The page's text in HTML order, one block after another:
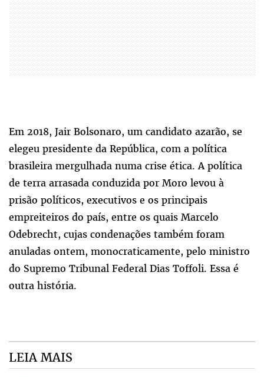
Em 2018, Jair Bolsonaro, um candidato azarão, se
elegeu presidente da República, com a política
brasileira mergulhada numa crise ética. A política
de terra arrasada conduzida por Moro levou à
prisão políticos, executivos e os principais
empreiteiros do país, entre os quais Marcelo
Odebrecht, cujas condenações também foram
anuladas ontem, monocraticamente, pelo ministro
do Supremo Tribunal Federal Dias Toffoli. Essa é
outra história.
LEIA MAIS